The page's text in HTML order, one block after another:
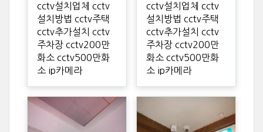
cctv설치업체 cctv
설치방법 cctv주택
cctv추가설치 cctv
주차장 cctv200만
화소 cctv500만화
소 ip카메라
cctv설치업체 cctv
설치방법 cctv주택
cctv추가설치 cctv
주차장 cctv200만
화소 cctv500만화
소 ip카메라